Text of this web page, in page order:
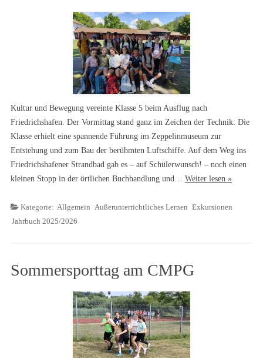
Kultur und Bewegung vereinte Klasse 5 beim Ausflug nach
Friedrichshafen. Der Vormittag stand ganz im Zeichen der Technik: Die
Klasse erhielt eine spannende Führung im Zeppelinmuseum zur
Entstehung und zum Bau der berühmten Luftschiffe. Auf dem Weg ins
Friedrichshafener Strandbad gab es – auf Schülerwunsch! – noch einen
kleinen Stopp in der örtlichen Buchhandlung und… Weiter lesen »
Kategorie: Allgemein Außerunterrichtliches Lernen Exkursionen
Jahrbuch 2025/2026
Sommersporttag am CMPG